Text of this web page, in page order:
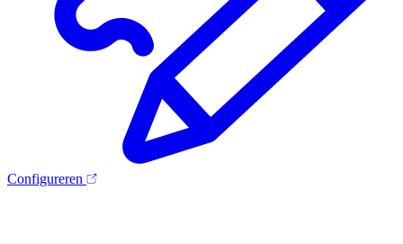
Configureren